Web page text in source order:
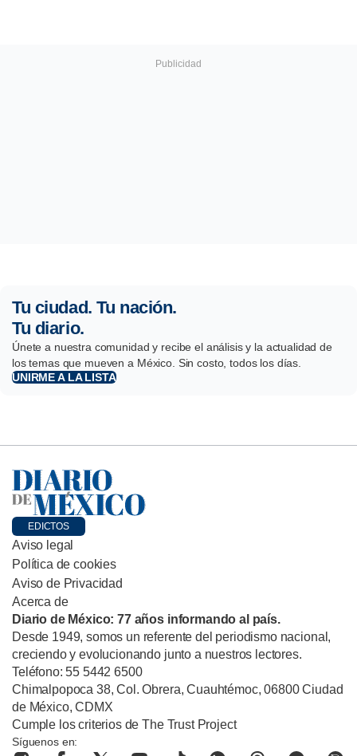
Tu ciudad. Tu nación.
Tu diario.
Únete a nuestra comunidad y recibe el análisis y la actualidad de
los temas que mueven a México. Sin costo, todos los días.
UNIRME A LA LISTA
EDICTOS
Aviso legal
Política de cookies
Aviso de Privacidad
Acerca de
Diario de México: 77 años informando al país.
Desde 1949, somos un referente del periodismo nacional,
creciendo y evolucionando junto a nuestros lectores.
Teléfono: 55 5442 6500
Chimalpopoca 38, Col. Obrera, Cuauhtémoc, 06800 Ciudad
de México, CDMX
Cumple los criterios de The Trust Project
Síguenos en: